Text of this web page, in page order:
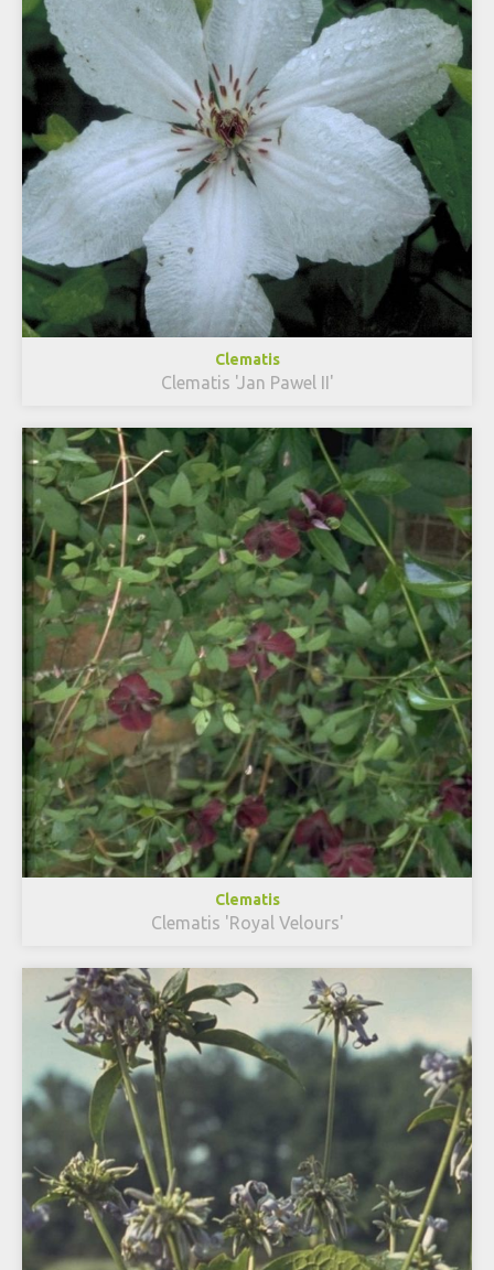
Clematis
Clematis 'Jan Pawel II'
Clematis
Clematis 'Royal Velours'